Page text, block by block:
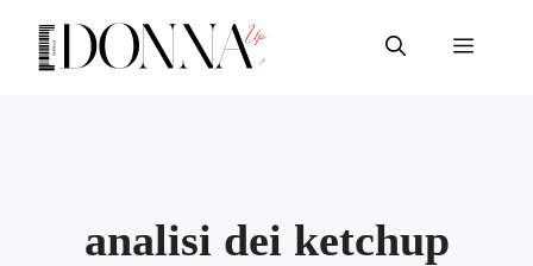
contenuto
Menu
analisi dei ketchup